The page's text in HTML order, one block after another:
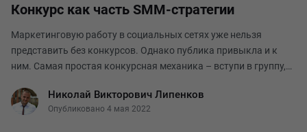
Конкурс как часть SMM-стратегии
Маркетинговую работу в социальных сетях уже нельзя
представить без конкурсов. Однако публика привыкла и к
ним. Самая простая конкурсная механика – вступи в группу,
устаревшей и малоэффективной, поскольку пр
Николай Викторович Липенков
Опубликовано 4 мая 2022